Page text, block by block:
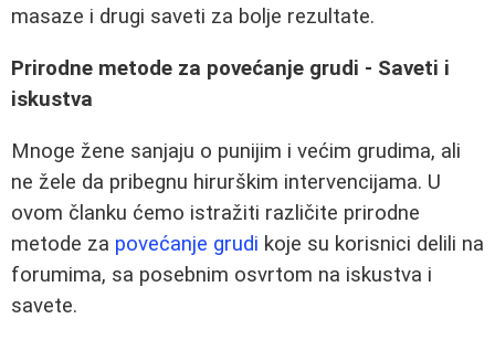
masaze i drugi saveti za bolje rezultate.
Prirodne metode za povećanje grudi - Saveti i
iskustva
Mnoge žene sanjaju o punijim i većim grudima, ali
ne žele da pribegnu hirurškim intervencijama. U
ovom članku ćemo istražiti različite prirodne
metode za povećanje grudi koje su korisnici delili na
forumima, sa posebnim osvrtom na iskustva i
savete.